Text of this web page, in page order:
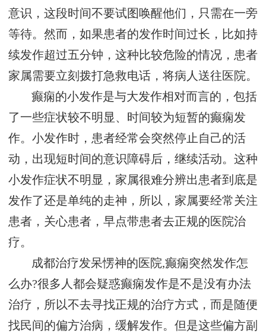
意识，这段时间不要试图唤醒他们，只需在一旁
等待。然而，如果患者的发作时间过长，比如持
续发作超过五分钟，这种比较危险的情况，患者
家属需要立刻拨打急救电话，将病人送往医院。
癫痫的小发作是与大发作相对而言的，包括
了一些症状较不明显、时间较为短暂的癫痫发
作。小发作时，患者经常会突然停止自己的活
动，出现短时间的意识障碍后，继续活动。这种
小发作症状不明显，家属很难分辨出患者到底是
发作了还是单纯的走神，所以，家属要经常关注
患者，关心患者，早点带患者去正规的医院治
疗。
成都治疗发呆愣神的医院,癫痫突然发作怎
么办?很多人都会疑惑癫痫发作是不是没有办法
治疗，所以不去寻找正规的治疗方式，而是随便
找民间的偏方治病，缓解发作。但是这些偏方副